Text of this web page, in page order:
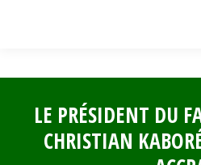
LE PRÉSIDENT DU
CHRISTIAN